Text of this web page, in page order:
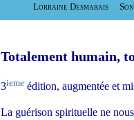
Lorraine Desmarais
Totalement humain,
3iemeédition, augmentée et
La guérison spirituelle ne